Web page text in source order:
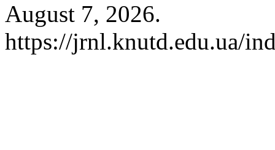
August 7, 2026.
https://jrnl.knutd.edu.ua/